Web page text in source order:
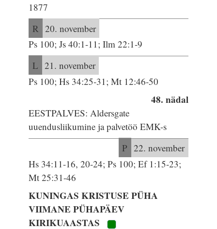
1877
R 20. november
Ps 100; Js 40:1-11; Ilm 22:1-9
L 21. november
Ps 100; Hs 34:25-31; Mt 12:46-50
48. nädal
EESTPALVES: Aldersgate
uuendusliikumine ja palvetöö EMK-s
P 22. november
Hs 34:11-16, 20-24; Ps 100; Ef 1:15-23;
Mt 25:31-46
KUNINGAS KRISTUSE PÜHA
VIIMANE PÜHAPÄEV
KIRIKUAASTAS